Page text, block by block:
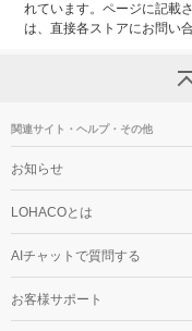
れています。ページに記載
は、直接各ストアにお問い
関連サイト・ヘルプ・その他
お知らせ
LOHACOとは
AIチャットで質問する
お客様サポート